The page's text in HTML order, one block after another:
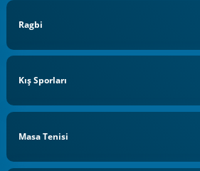
Ragbi
Kış Sporları
Masa Tenisi